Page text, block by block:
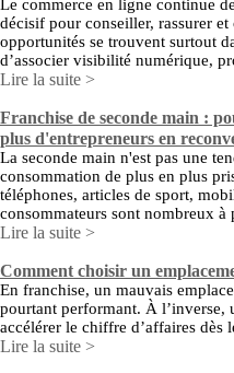
Le commerce en ligne continue
décisif pour conseiller, rassurer
opportunités se trouvent surtout
d’associer visibilité numérique,
Lire la suite >
Franchise de seconde main :
plus d'entrepreneurs en
La seconde main n'est pas une
consommation de plus en plus
téléphones, articles de sport,
consommateurs sont nombreux
Lire la suite >
Comment choisir un
En franchise, un mauvais
pourtant performant. À l’inverse,
accélérer le chiffre d’affaires dès
Lire la suite >